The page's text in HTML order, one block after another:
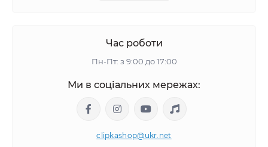
Час роботи
Пн-Пт: з 9:00 до 17:00
Ми в соціальних мережах:
clipkashop@ukr.net